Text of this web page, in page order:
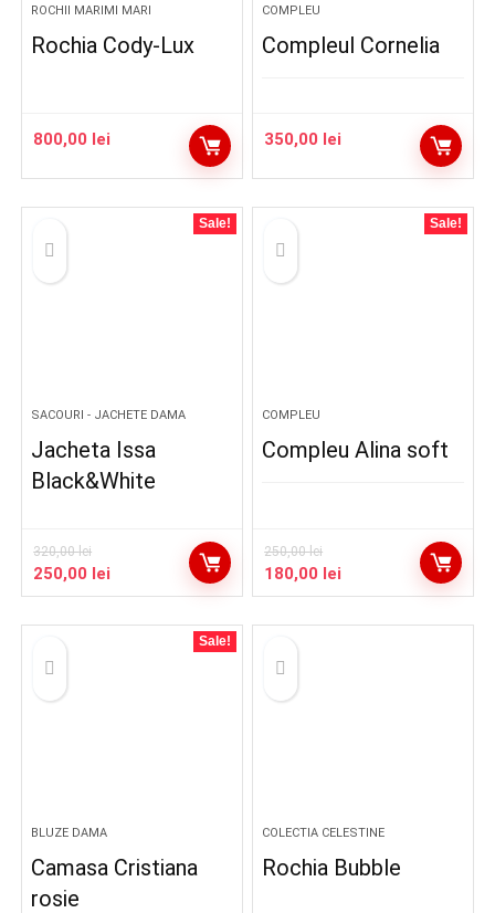
ROCHII MARIMI MARI
Rochia Cody-Lux
800,00 lei
COMPLEU
Compleul Cornelia
350,00 lei
Sale!
SACOURI - JACHETE DAMA
Jacheta Issa
Black&White
320,00lei
Prețul
inițial
320,00 lei.
250,00 lei
curent
Sale!
COMPLEU
Compleu Alina soft
250,00lei
Prețul
inițial
250,00 lei.
180,00 lei
curent
Sale!
BLUZE DAMA
Camasa Cristiana
rosie
COLECTIA CELESTINE
Rochia Bubble